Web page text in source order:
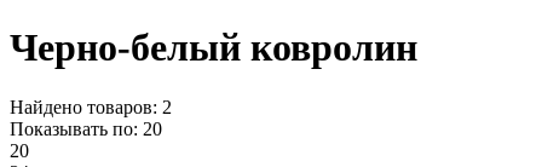
Черно-белый ковролин
Найдено товаров: 2
Показывать по: 20
20